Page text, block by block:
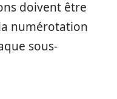
doivent être
numérotation
sous-